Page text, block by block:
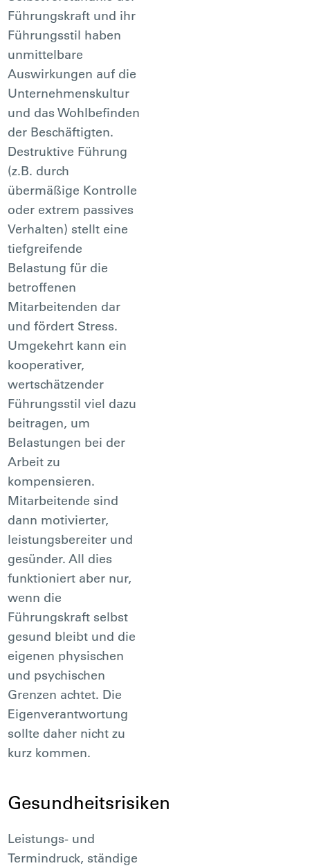
Führungskraft und ihr
Führungsstil haben
unmittelbare
Auswirkungen auf die
Unternehmenskultur
und das Wohlbefinden
der Beschäftigten.
Destruktive Führung
(z.B. durch
übermäßige Kontrolle
oder extrem passives
Verhalten) stellt eine
tiefgreifende
Belastung für die
betroffenen
Mitarbeitenden dar
und fördert Stress.
Umgekehrt kann ein
kooperativer,
wertschätzender
Führungsstil viel dazu
beitragen, um
Belastungen bei der
Arbeit zu
kompensieren.
Mitarbeitende sind
dann motivierter,
leistungsbereiter und
gesünder. All dies
funktioniert aber nur,
wenn die
Führungskraft selbst
gesund bleibt und die
eigenen physischen
und psychischen
Grenzen achtet. Die
Eigenverantwortung
sollte daher nicht zu
kurz kommen.
Gesundheitsrisiken
Leistungs- und
Termindruck, ständige